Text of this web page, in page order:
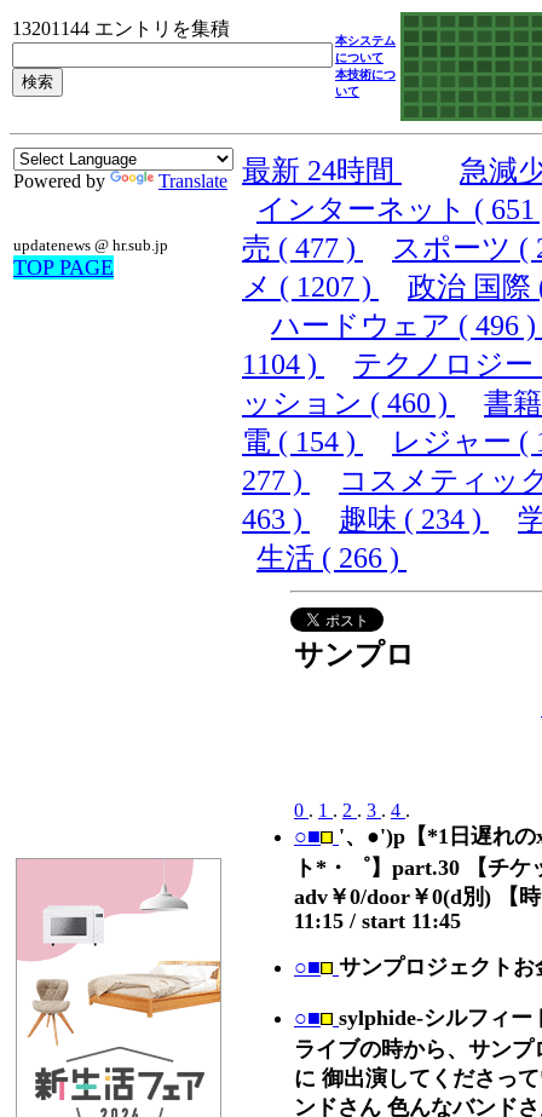
13201144 エントリを集積
本システム
について
本技術につ
いて
Powered by Translate
updatenews @ hr.sub.jp
TOP PAGE
最新 24時間
急減
インターネット (
売 ( 477 )
スポーツ (
メ ( 1207 )
政治 国際
ハードウェア ( 496 )
1104 )
テクノロジー
ッション ( 460 )
書
電 ( 154 )
レジャー (
277 )
コスメティッ
463 )
趣味 ( 234 )
生活 ( 266 )
サンプロ
0 . 1 . 2 . 3 . 4 .
○■ '、●')p【*1日遅れの
ト*・゜】part.30 【チケ
adv￥0/door￥0(d別) 【
11:15 / start 11:45
○■ サンプロジェクトお
○■ sylphide-シルフィー
ライブの時から、サンプ
に 御出演してくださっ
ンドさん 色んなバンド